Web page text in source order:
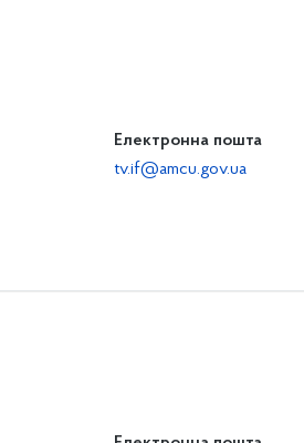
Електронна пошта
tv.if@amcu.gov.ua